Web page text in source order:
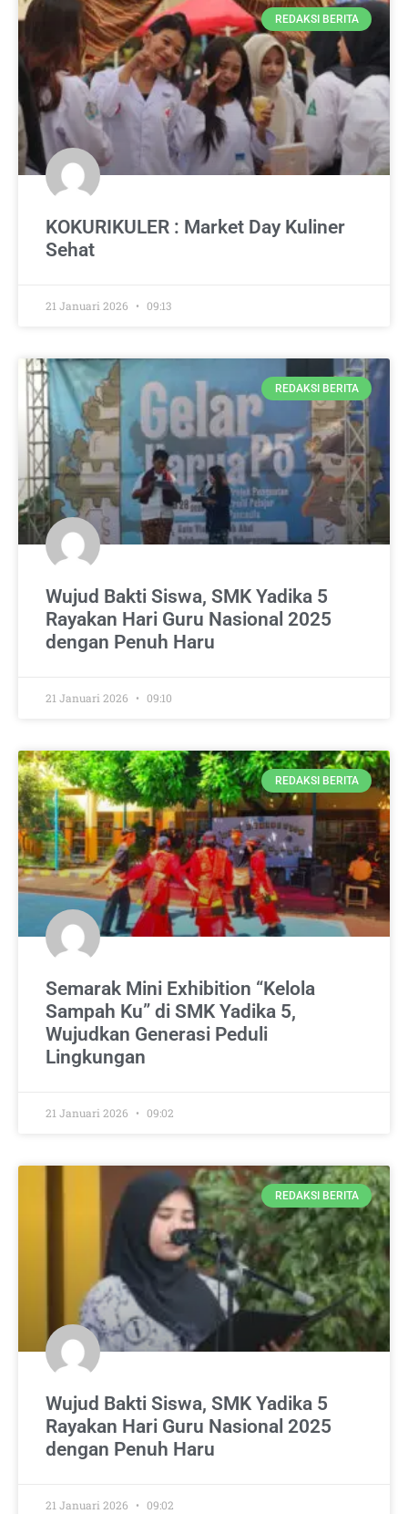
REDAKSI BERITA
KOKURIKULER : Market Day Kuliner
Sehat
21 Januari 2026 09:13
REDAKSI BERITA
Wujud Bakti Siswa, SMK Yadika 5
Rayakan Hari Guru Nasional 2025
dengan Penuh Haru
21 Januari 2026 09:10
REDAKSI BERITA
Semarak Mini Exhibition “Kelola
Sampah Ku” di SMK Yadika 5,
Wujudkan Generasi Peduli
Lingkungan
21 Januari 2026 09:02
REDAKSI BERITA
Wujud Bakti Siswa, SMK Yadika 5
Rayakan Hari Guru Nasional 2025
dengan Penuh Haru
21 Januari 2026 09:02